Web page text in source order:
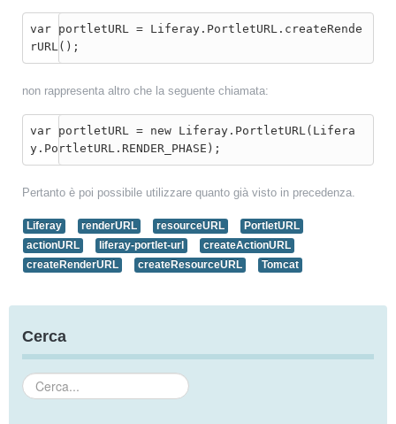
var portletURL = Liferay.PortletURL.createRende
rURL();
non rappresenta altro che la seguente chiamata:
var portletURL = new Liferay.PortletURL(Lifera
y.PortletURL.RENDER_PHASE);
Pertanto è poi possibile utilizzare quanto già visto in precedenza.
Liferay renderURL resourceURL
PortletURL
actionURL
liferay-portlet-url
createActionURL
createRenderURL
createResourceURL Tomcat
Cerca
Cerca...